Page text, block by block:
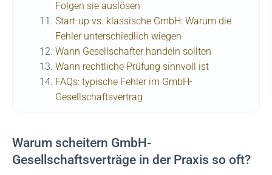
Folgen sie auslösen
Start-up vs. klassische GmbH: Warum die
Fehler unterschiedlich wiegen
Wann Gesellschafter handeln sollten
Wann rechtliche Prüfung sinnvoll ist
FAQs: typische Fehler im GmbH-
Gesellschaftsvertrag
Warum scheitern GmbH-
Gesellschaftsverträge in der Praxis so oft?